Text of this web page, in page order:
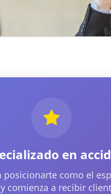
en
como el
comienza a recibir